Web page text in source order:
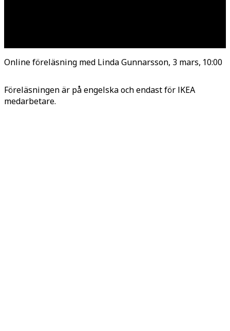
Online föreläsning med Linda Gunnarsson, 3 mars, 10:00
Föreläsningen är på engelska och endast för IKEA
medarbetare.